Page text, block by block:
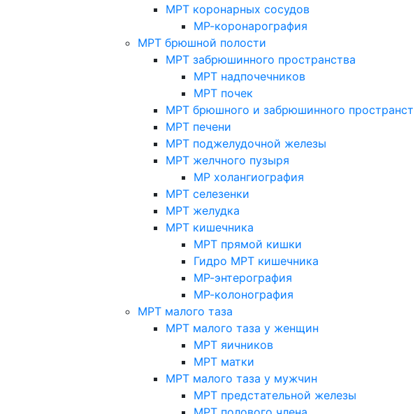
МРТ коронарных сосудов
МР-коронарография
МРТ брюшной полости
МРТ забрюшинного пространства
МРТ надпочечников
МРТ почек
МРТ брюшного и забрюшинного
МРТ печени
МРТ поджелудочной железы
МРТ желчного пузыря
МР холангиография
МРТ селезенки
МРТ желудка
МРТ кишечника
МРТ прямой кишки
Гидро МРТ кишечника
МР-энтерография
МР-колонография
МРТ малого таза
МРТ малого таза у женщин
МРТ яичников
МРТ матки
МРТ малого таза у мужчин
МРТ предстательной железы